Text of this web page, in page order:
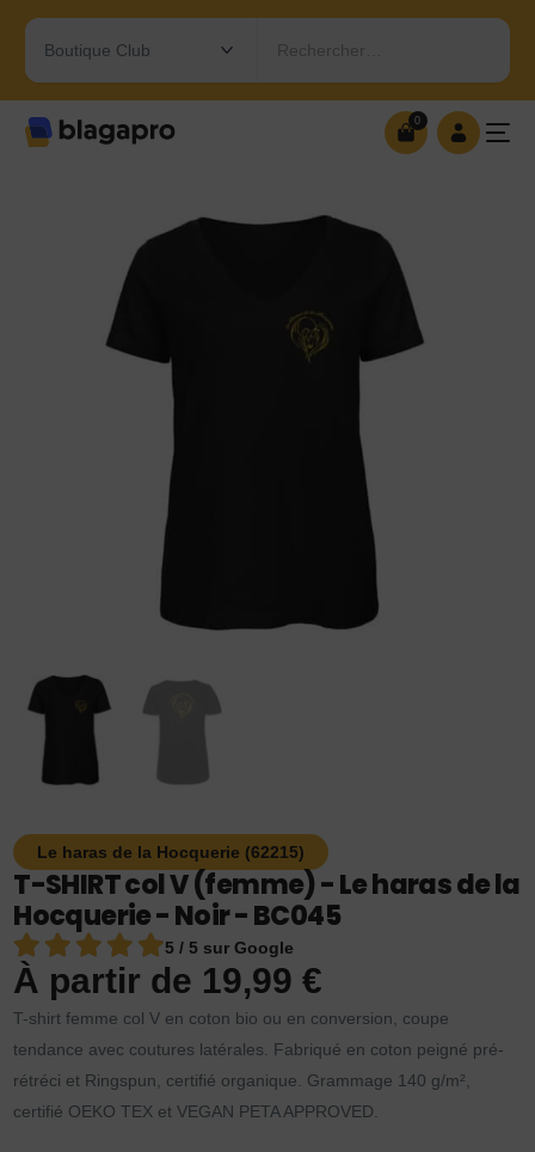
Rechercher…
0
Le haras de la Hocquerie (62215)
T-SHIRT col V (femme) - Le haras de la
Hocquerie - Noir - BC045
5 / 5 sur Google
À partir de 19,99€
T-shirt femme col V en coton bio ou en conversion, coupe
tendance avec coutures latérales. Fabriqué en coton peigné pré-
rétréci et Ringspun, certifié organique. Grammage 140 g/m²,
certifié OEKO TEX et VEGAN PETA APPROVED.